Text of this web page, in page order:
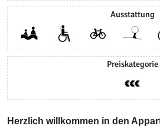
Ausstattung
Preiskategorie
Herzlich willkommen in den